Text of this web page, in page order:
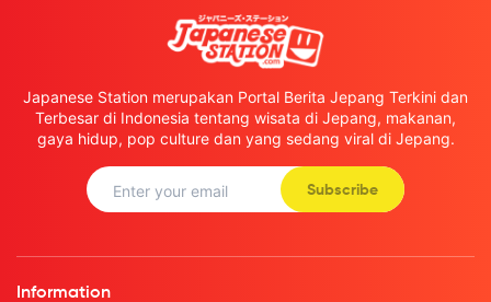
Japanese Station merupakan Portal Berita Jepang Terkini dan
Terbesar di Indonesia tentang wisata di Jepang, makanan,
gaya hidup, pop culture dan yang sedang viral di Jepang.
Subscribe
Information